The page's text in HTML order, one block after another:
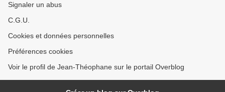
Signaler un abus
C.G.U.
Cookies et données personnelles
Préférences cookies
Voir le profil de Jean-Théophane sur le portail Overblog